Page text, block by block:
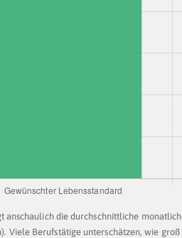
anschaulich die durchschnittliche
Viele Berufstätige unterschätzen, wie